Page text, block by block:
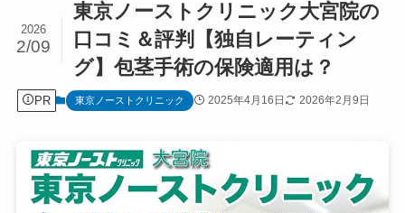
東京ノーストクリニック大宮院の
口コミ＆評判【独自レーティン
グ】包茎手術の保険適用は？
2026
2/09
PR 東京ノーストクリニック 2025年4月16日 2026年2月9日